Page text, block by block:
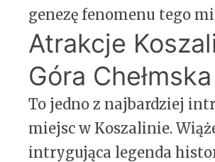
genezę fenomenu tego
Atrakcje
Góra Chełmska
To jedno z najbardziej
miejsc w Koszalinie.
intrygująca legenda